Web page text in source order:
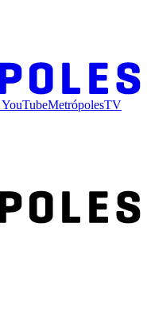
YouTubeMetrópolesTV